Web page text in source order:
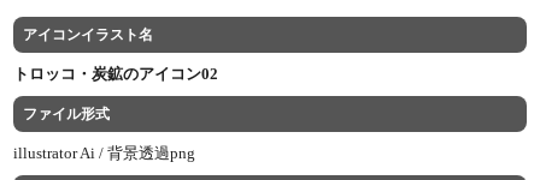
アイコンイラスト名
トロッコ・炭鉱のアイコン02
ファイル形式
illustrator Ai /背景透過png